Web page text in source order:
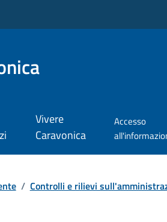
Vivere
Caravonica
Accesso
/ Controlli e rilievi